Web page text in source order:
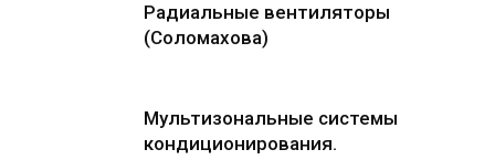
Радиальные вентиляторы
(Соломахова)
Мультизональные системы
кондиционирования.